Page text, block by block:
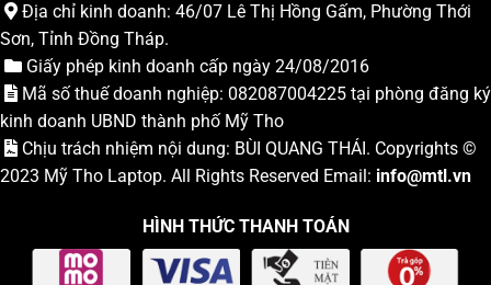
Địa chỉ kinh doanh: 46/07 Lê Thị Hồng Gấm, Phường Thới
Sơn, Tỉnh Đồng Tháp.
Giấy phép kinh doanh cấp ngày 24/08/2016
Mã số thuế doanh nghiệp: 082087004225 tại phòng đăng ký
kinh doanh UBND thành phố Mỹ Tho
Chịu trách nhiệm nội dung: BÙI QUANG THÁI. Copyrights ©
2023 Mỹ Tho Laptop. All Rights Reserved Email: info@mtl.vn
HÌNH THỨC THANH TOÁN